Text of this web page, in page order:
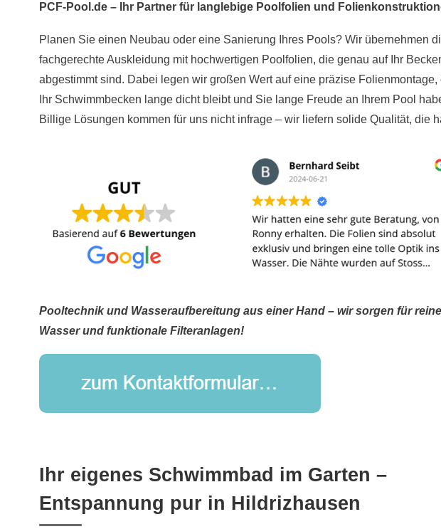
PCF-Pool.de – Ihr Partner für langlebige Poolfolien und
Planen Sie einen Neubau oder eine Sanierung Ihres Pools? Wir übernehmen
fachgerechte Auskleidung mit hochwertigen Poolfolien, die genau auf Ihr
abgestimmt sind. Dabei legen wir großen Wert auf eine präzise Folienmontage,
Ihr Schwimmbecken lange dicht bleibt und Sie lange Freude an Ihrem Pool
Billige Lösungen kommen für uns nicht infrage – wir liefern solide Qualität, die
Pooltechnik und Wasseraufbereitung aus einer Hand – wir sorgen für
Wasser und funktionale Filteranlagen!
Ihr eigenes Schwimmbad im Garten –
Entspannung pur in Hildrizhausen